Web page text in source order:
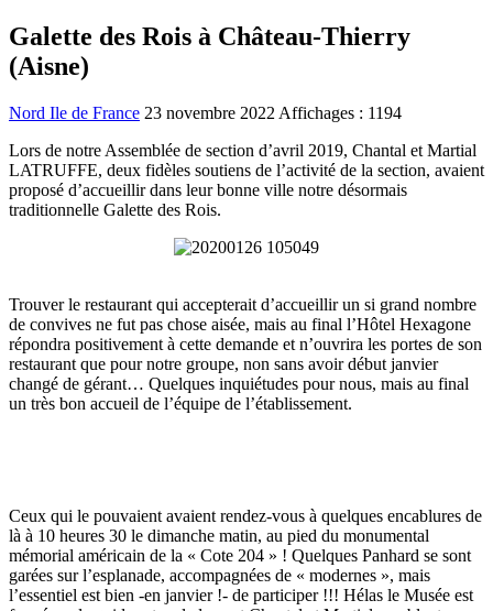
Galette des Rois à Château-Thierry
(Aisne)
Nord Ile de France 23 novembre 2022 Affichages : 1194
Lors de notre Assemblée de section d’avril 2019, Chantal et Martial
LATRUFFE, deux fidèles soutiens de l’activité de la section, avaient
proposé d’accueillir dans leur bonne ville notre désormais
traditionnelle Galette des Rois.
Trouver le restaurant qui accepterait d’accueillir un si grand nombre
de convives ne fut pas chose aisée, mais au final l’Hôtel Hexagone
répondra positivement à cette demande et n’ouvrira les portes de son
restaurant que pour notre groupe, non sans avoir début janvier
changé de gérant… Quelques inquiétudes pour nous, mais au final
un très bon accueil de l’équipe de l’établissement.
Ceux qui le pouvaient avaient rendez-vous à quelques encablures de
là à 10 heures 30 le dimanche matin, au pied du monumental
mémorial américain de la « Cote 204 » ! Quelques Panhard se sont
garées sur l’esplanade, accompagnées de « modernes », mais
l’essentiel est bien -en janvier !- de participer !!! Hélas le Musée est